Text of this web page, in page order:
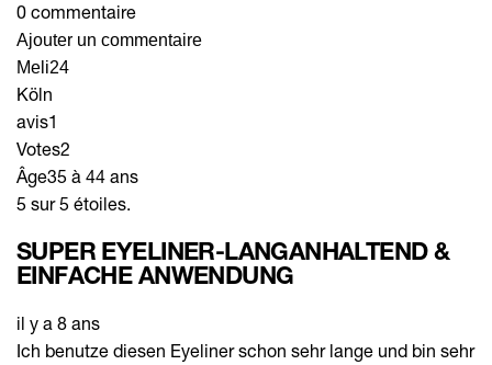
0 commentaire
Ajouter un commentaire
Meli24
Köln
avis1
Votes2
Âge35 à 44 ans
5 sur 5 étoiles.
SUPER EYELINER-LANGANHALTEND &
EINFACHE ANWENDUNG
il y a 8 ans
Ich benutze diesen Eyeliner schon sehr lange und bin sehr